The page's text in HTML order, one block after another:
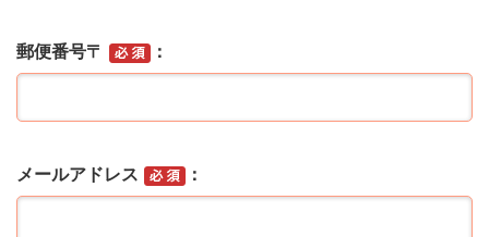
郵便番号〒
メールアドレス